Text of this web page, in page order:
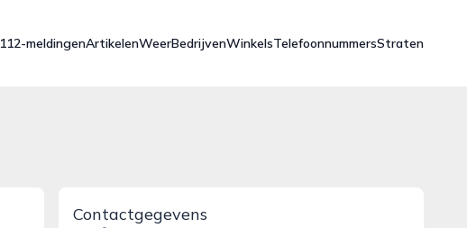
112-meldingenArtikelenWeerBedrijvenWinkelsTelefoonnummersStraten
Contactgegevens